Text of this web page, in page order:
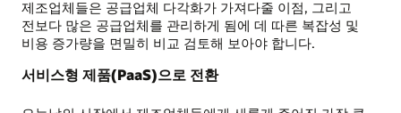
제조업체들은 공급업체 다각화가 가져다줄 이점, 그리고
전보다 많은 공급업체를 관리하게 됨에 데 따른 복잡성 및
비용 증가량을 면밀히 비교 검토해 보아야 합니다.
서비스형 제품(PaaS)으로 전환